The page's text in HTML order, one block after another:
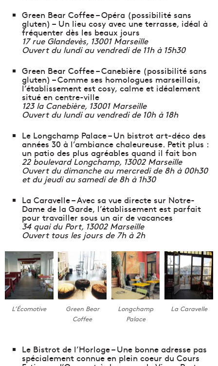
Green Bear Coffee – Opéra (possibilité sans
gluten) – Un lieu cosy avec une terrasse, idéal à
fréquenter dès les beaux jours
17 rue Glandevès, 13001 Marseille
Ouvert du lundi au vendredi de 11h à 15h30
Green Bear Coffee – Canebière (possibilité sans
gluten) – Comme ses homologues marseillais,
l’établissement est cosy, calme et idéalement
situé en centre-ville
123 la Canebière, 13001 Marseille
Ouvert du lundi au vendredi de 10h à 18h
Le Longchamp Palace – Un bistrot art-déco des
années 30 à l’ambiance chaleureuse. Petit plus :
un patio des plus agréables quand il fait bon
22 boulevard Longchamp, 13002 Marseille
Ouvert du dimanche au mercredi de 8h à 00h30
et du jeudi au samedi de 8h à 1h30
La Caravelle – Avec sa vue directe sur Notre-
Dame de la Garde, l’établissement est parfait
pour travailler sous un air de vacances
34 quai du Port, 13002 Marseille
Ouvert tous les jours de 7h à 2h
L’Écomotive
Green Bear
Coffee
Longchamp
Palace
La Caravelle
Le Bistrot de l’Horloge – Une bonne adresse pas
spécialement connue en plein coeur du Cours